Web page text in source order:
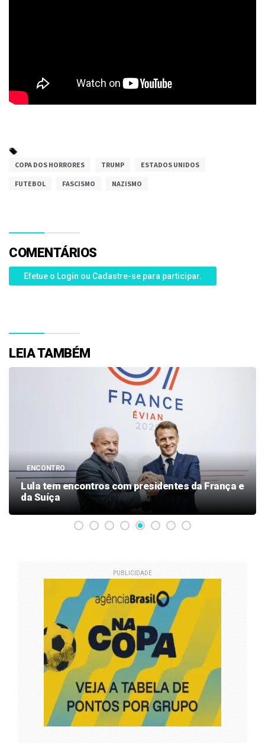
COPA DOS HORRORES TRUMP ESTADOS UNIDOS
FUTEBOL FASCISMO NAZISMO
COMENTÁRIOS
Efetue o Login ou Cadastre-se para participar.
LEIA TAMBÉM
ENCONTRO
Lula tem encontros com presidentes da França e
da Suíça
PUBLICIDADE